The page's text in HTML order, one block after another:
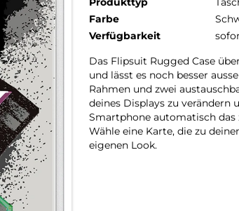
Farbe
Verfügbarkeit
Das Flipsuit Rugged Case
und lässt es noch besser
Rahmen und zwei
deines Displays zu verändern
Smartphone automatisch
Wähle eine Karte, die zu
eigenen Look.